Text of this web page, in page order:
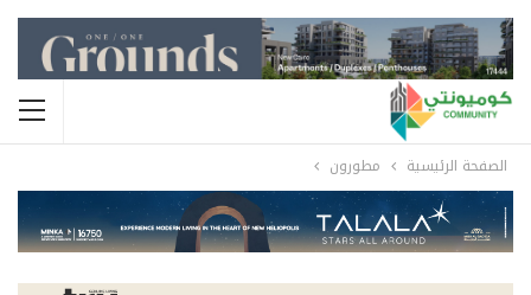
الصفحة الرئيسية مطورون